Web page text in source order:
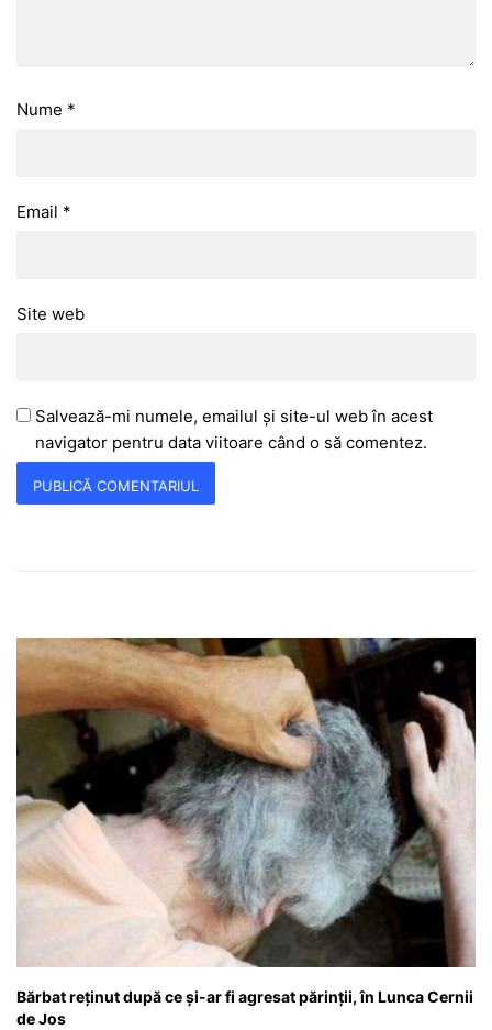
Nume *
Email *
Site web
Salvează-mi numele, emailul și site-ul web în acest
navigator pentru data viitoare când o să comentez.
Bărbat reținut după ce și-ar fi agresat părinții, în Lunca Cernii
de Jos